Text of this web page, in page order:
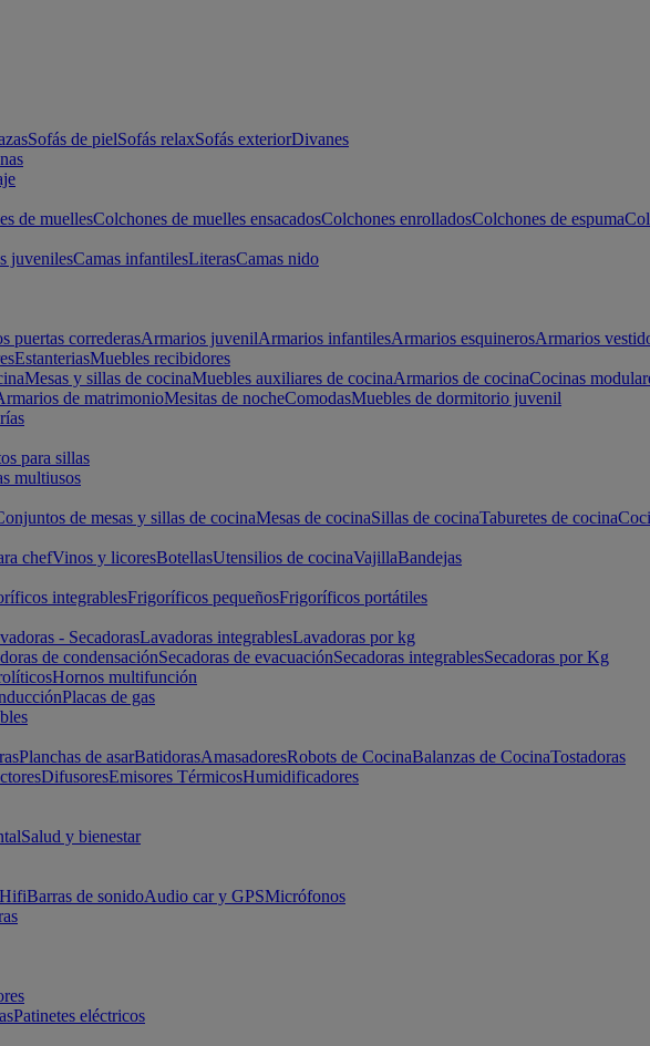
Sofás de pielSofás relaxSofás exteriorDivanes
de muellesColchones de muelles ensacadosColchones enrolladosColchones de espuma
juvenilesCamas infantilesLiterasCamas nido
puertas correderasArmarios juvenilArmarios infantilesArmarios esquinerosArmarios
EstanteriasMuebles recibidores
Mesas y sillas de cocinaMuebles auxiliares de cocinaArmarios de cocinaCocinas
de matrimonioMesitas de nocheComodasMuebles de dormitorio juvenil
para sillas
multiusos
de mesas y sillas de cocinaMesas de cocinaSillas de cocinaTaburetes de cocina
chefVinos y licoresBotellasUtensilios de cocinaVajillaBandejas
integrablesFrigoríficos pequeñosFrigoríficos portátiles
- SecadorasLavadoras integrablesLavadoras por kg
de condensaciónSecadoras de evacuaciónSecadoras integrablesSecadoras por Kg
Hornos multifunción
Placas de gas
Planchas de asarBatidorasAmasadoresRobots de CocinaBalanzas de CocinaTostadoras
DifusoresEmisores TérmicosHumidificadores
Salud y bienestar
HifiBarras de sonidoAudio car y GPSMicrófonos
Patinetes eléctricos